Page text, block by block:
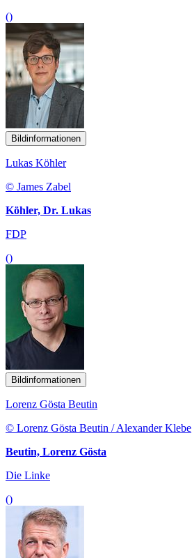
()
Bildinformationen
Lukas Köhler
© James Zabel
Köhler, Dr. Lukas
FDP
()
Bildinformationen
Lorenz Gösta Beutin
© Lorenz Gösta Beutin / Alexander Klebe
Beutin, Lorenz Gösta
Die Linke
()